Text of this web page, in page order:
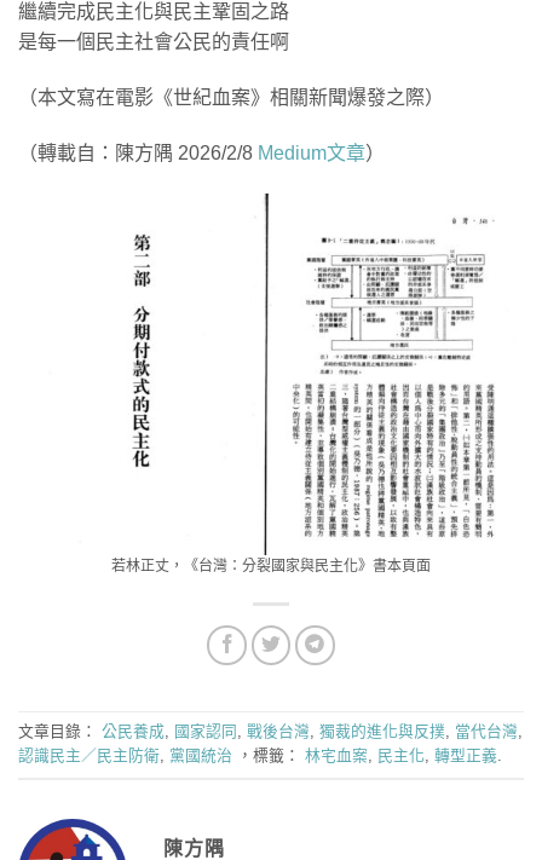
繼續完成民主化與民主鞏固之路
是每一個民主社會公民的責任啊
（本文寫在電影《世紀血案》相關新聞爆發之際）
（轉載自：陳方隅 2026/2/8 Medium文章）
若林正丈，《台灣：分裂國家與民主化》書本頁面
文章目錄： 公民養成 國家認同 戰後台灣 獨裁的進化與反撲 當代台灣
認識民主／民主防衛 黨國統治 ，標籤： 林宅血案 民主化 轉型正義
陳方隅